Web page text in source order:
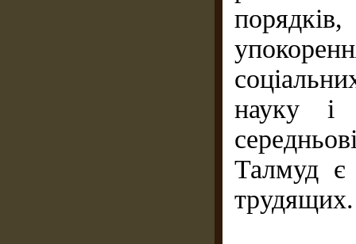
науку і
Талмуд є
трудящих.